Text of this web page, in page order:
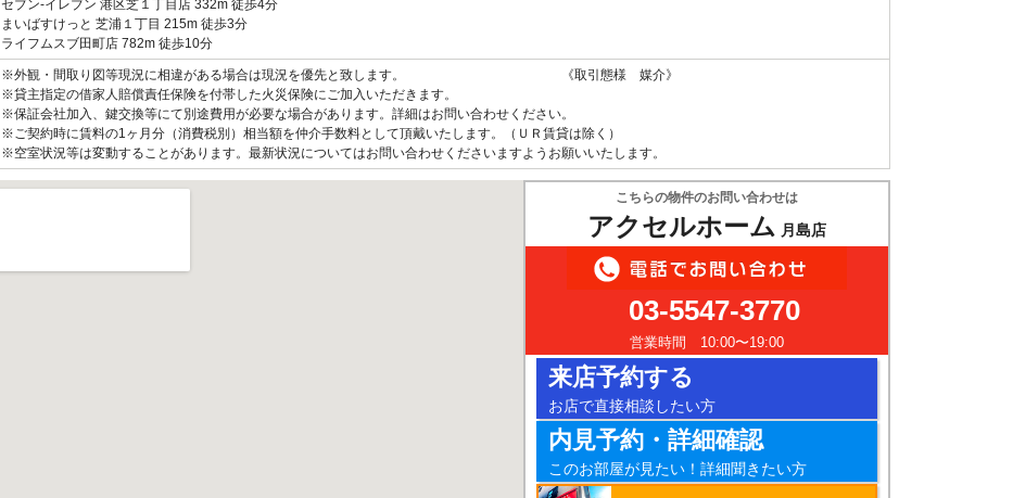
セブン-イレブン 港区芝１丁目店 332m 徒歩4分
まいばすけっと 芝浦１丁目 215m 徒歩3分
ライフムスブ田町店 782m 徒歩10分
※外観・間取り図等現況に相違がある場合は現況を優先と致します。 《取引態様 媒介》
※貸主指定の借家人賠償責任保険を付帯した火災保険にご加入いただきます。
※保証会社加入、鍵交換等にて別途費用が必要な場合があります。詳細はお問い合わせください。
※ご契約時に賃料の1ヶ月分（消費税別）相当額を仲介手数料として頂戴いたします。（ＵＲ賃貸は除く）
※空室状況等は変動することがあります。最新状況についてはお問い合わせくださいますようお願いいたします。
こちらの物件のお問い合わせは
アクセルホーム 月島店
03-5547-3770
営業時間 10:00〜19:00
来店予約する
お店で直接相談したい方
内見予約・詳細確認
このお部屋が見たい！詳細聞きたい方